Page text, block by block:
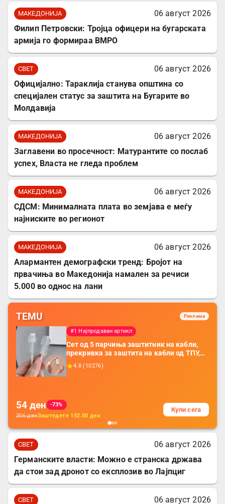
МАКЕДОНИЈА
06 август 2026
Филип Петровски: Тројца офицери на бугарската
армија го формираа ВМРО
СВЕТ
06 август 2026
Официјално: Тараклија станува општина со
специјален статус за заштита на Бугарите во
Молдавија
МАКЕДОНИЈА
06 август 2026
Заглавени во просечност: Матурантите со послаб
успех, Власта не гледа проблем
МАКЕДОНИЈА
06 август 2026
СДСМ: Минималната плата во земјава е меѓу
најниските во регионот
МАКЕДОНИЈА
06 август 2026
Алармантен демографски тренд: Бројот на
првачиња во Македонија намален за речиси
5.000 во однос на лани
TEMU Реклама
#1 Најпродаван артикл
Сет од 5 парчиња заштитник на кабли,
прекривка за заштита на кабли од ТПУ,
додатоци за заштита на кабли, без
батерија, за мобилни телефони, комплет
4.8 (10276)
54 ден
-73%
206денЗаштедете 152.00 ден
Купи сега
СВЕТ
06 август 2026
Германските власти: Можно е странска држава
да стои зад дронот со експлозив во Лајпциг
СВЕТ 06 август 2026